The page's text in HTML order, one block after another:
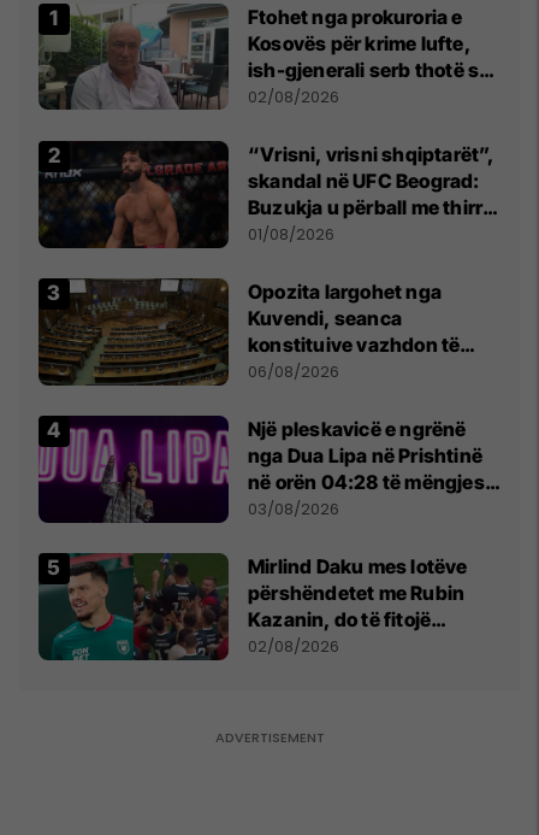
Ftohet nga prokuroria e
Kosovës për krime lufte,
ish-gjenerali serb thotë se
dikush e tradhtoi në
02/08/2026
“Vrisni, vrisni shqiptarët”,
skandal në UFC Beograd:
Buzukja u përball me thirrje
anti-shqiptare nga
01/08/2026
Opozita largohet nga
Kuvendi, seanca
konstituive vazhdon të
shtunën në orën 11:00
06/08/2026
Një pleskavicë e ngrënë
nga Dua Lipa në Prishtinë
në orën 04:28 të mëngjesit
- dhe bota digjitale serbe
03/08/2026
Mirlind Daku mes lotëve
përshëndetet me Rubin
Kazanin, do të fitojë
miliona te Spartak Moska
02/08/2026